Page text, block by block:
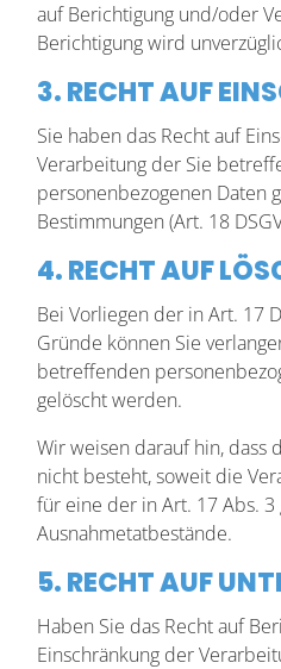
auf Berichtigung und/oder
Berichtigung wird
3. RECHT AUF
Sie haben das Recht auf
Verarbeitung der Sie
personenbezogenen Daten
Bestimmungen (Art. 18
4. RECHT AUF
Bei Vorliegen der in Art. 17
Gründe können Sie
betreffenden
gelöscht werden.
Wir weisen darauf hin, dass
nicht besteht, soweit die
für eine der in Art. 17 Abs. 3
Ausnahmetatbestände.
5. RECHT AUF
Haben Sie das Recht auf
Einschränkung der